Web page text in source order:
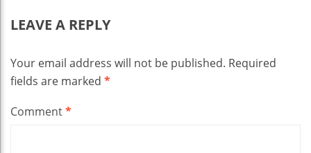
LEAVE A REPLY
Your email address will not be published. Required
fields are marked *
Comment*